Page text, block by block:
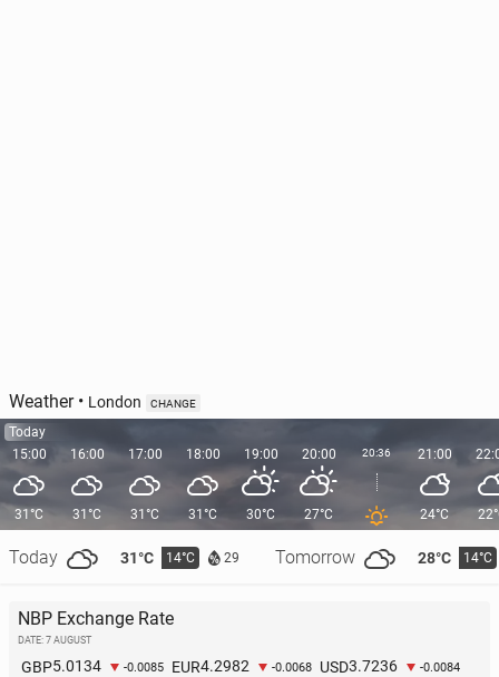
Weather• London CHANGE
Today
15:00
31°C
Today 31°C 14°C 29 Tomorrow 28°C 14°C
16:00
31°C
17:00
31°C
18:00
31°C
19:00
30°C
20:00
27°C
20:36 21:00
24°C
NBP Exchange Rate
DATE: 7 AUGUST
GBP5.0134 -0.0085 EUR4.2982 -0.0068 USD3.7236 -0.0084